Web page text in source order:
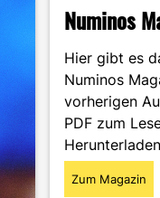
Numinos
Hier gibt es
Numinos
vorherigen
PDF zum
Zum Magazin